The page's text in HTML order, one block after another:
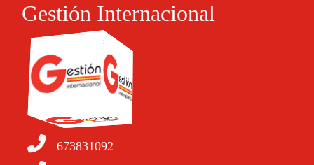
Gestión Internacional
673831092